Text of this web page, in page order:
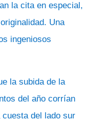
la cita en especial,
Una
ingeniosos
la subida de la
del año corrían
del lado sur